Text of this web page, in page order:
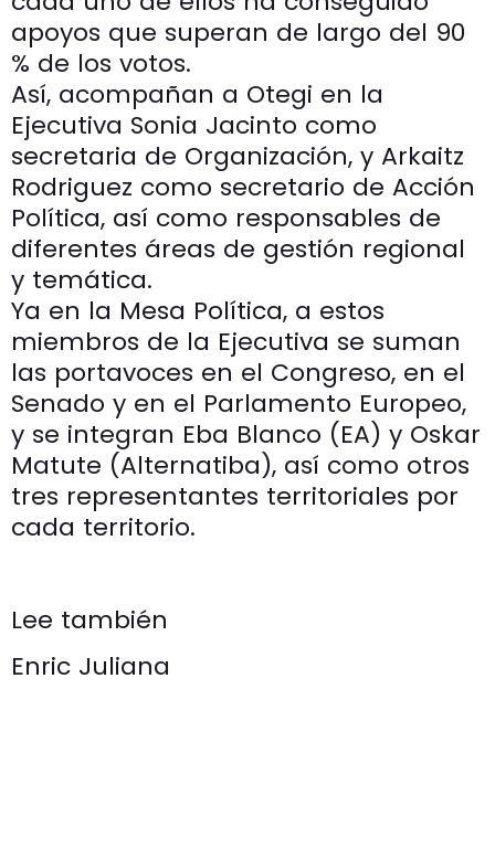
apoyos que superan de largo del 90
% de los votos.
Así, acompañan a Otegi en la
Ejecutiva Sonia Jacinto como
secretaria de Organización, y Arkaitz
Rodriguez como secretario de Acción
Política, así como responsables de
diferentes áreas de gestión regional
y temática.
Ya en la Mesa Política, a estos
miembros de la Ejecutiva se suman
las portavoces en el Congreso, en el
Senado y en el Parlamento Europeo,
y se integran Eba Blanco (EA) y Oskar
Matute (Alternatiba), así como otros
tres representantes territoriales por
cada territorio.
Lee también
Enric Juliana